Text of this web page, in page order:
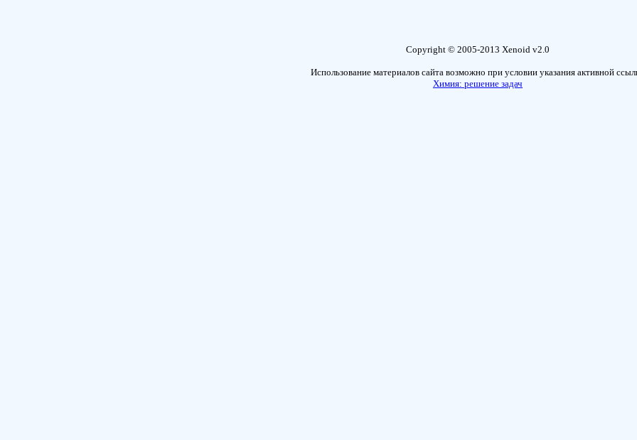
Copyright © 2005-2013 Xenoid v2.0
Использование материалов сайта возможно при условии указания активной
Химия: решение задач